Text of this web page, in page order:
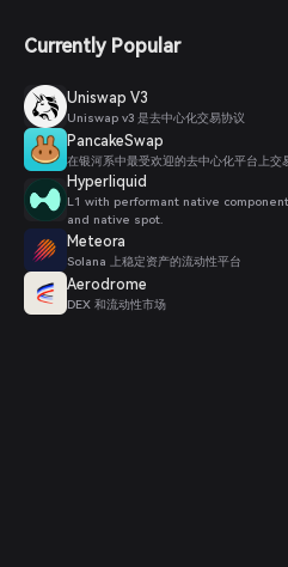
Currently Popular
Uniswap V3
Uniswap v3 是去中心化交易协议
PancakeSwap
在银河系中最受欢迎的去中心化平台上交
Hyperliquid
L1 with performant native
and native spot.
Meteora
Solana 上稳定资产的流动性平台
Aerodrome
DEX 和流动性市场